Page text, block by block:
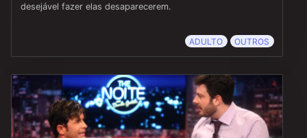
desejável fazer elas desaparecerem.
ADULTO OUTROS